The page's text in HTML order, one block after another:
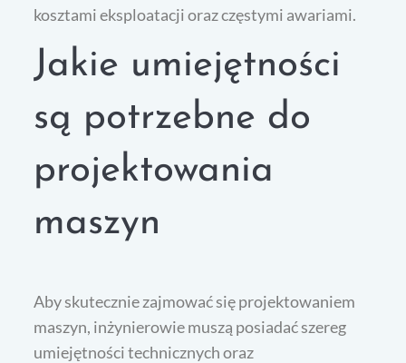
kosztami eksploatacji oraz częstymi awariami.
Jakie umiejętności
są potrzebne do
projektowania
maszyn
Aby skutecznie zajmować się projektowaniem
maszyn, inżynierowie muszą posiadać szereg
umiejętności technicznych oraz